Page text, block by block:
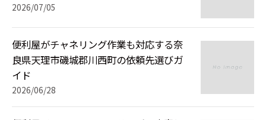
2026/07/05
便利屋がチャネリング作業も対応する奈
良県天理市磯城郡川西町の依頼先選びガ
イド
2026/06/28